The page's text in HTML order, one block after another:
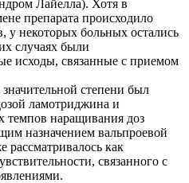
Лайелла). Хотя в
препарата происходило
у некоторых больных остались
случаях были
исходы, связанные с приемом
степени был
ламотриджина и
наращивания доз
назначением вальпроевой
рассматривалось как
связанного с